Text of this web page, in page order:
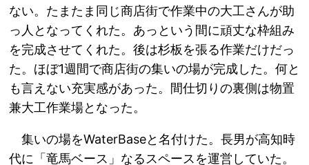
ない。たまたま同じ商店街で作業中の大工さんが助
っ人となってくれた。あっという間に頑丈な枠組み
を完成させてくれた。後は杉板を張る作業だけだっ
た。ほぼ1週間で商店街の集いの場が完成した。何と
も言えない充実感があった。間仕切りの裏側は物置
兼大工作業場となった。
集いの場をWaterBaseと名付けた。長男が高知時
代に「竜馬ベース」なるスペースを運営していた。